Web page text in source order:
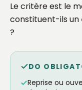
Le critère est le
constituent-ils un
?
DO
Reprise ou